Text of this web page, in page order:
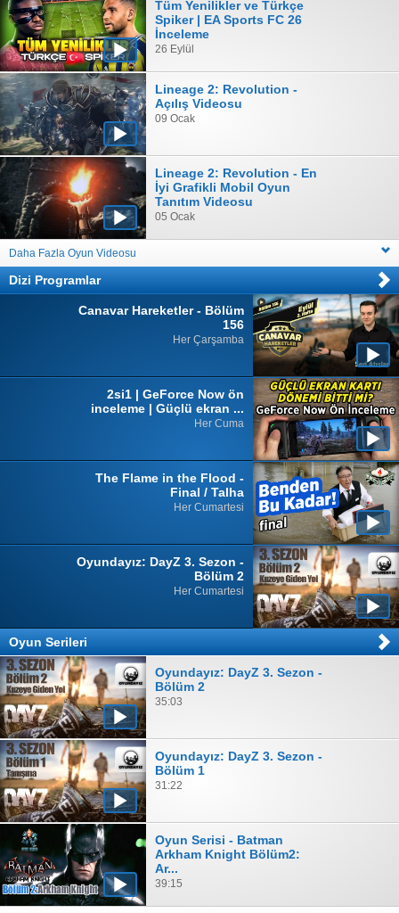
Tüm Yenilikler ve Türkçe
Spiker | EA Sports FC 26
İnceleme
26 Eylül
Lineage 2: Revolution -
Açılış Videosu
09 Ocak
Lineage 2: Revolution - En
İyi Grafikli Mobil Oyun
Tanıtım Videosu
05 Ocak
Daha Fazla Oyun Videosu
Dizi Programlar
Canavar Hareketler - Bölüm
156
Her Çarşamba
2si1 | GeForce Now ön
inceleme | Güçlü ekran ...
Her Cuma
The Flame in the Flood -
Final / Talha
Her Cumartesi
Oyundayız: DayZ 3. Sezon -
Bölüm 2
Her Cumartesi
Oyun Serileri
Oyundayız: DayZ 3. Sezon -
Bölüm 2
35:03
Oyundayız: DayZ 3. Sezon -
Bölüm 1
31:22
Oyun Serisi - Batman
Arkham Knight Bölüm2:
Ar...
39:15